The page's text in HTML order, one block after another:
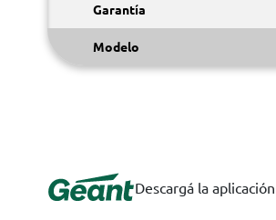
Garantía
Modelo
Descargá la